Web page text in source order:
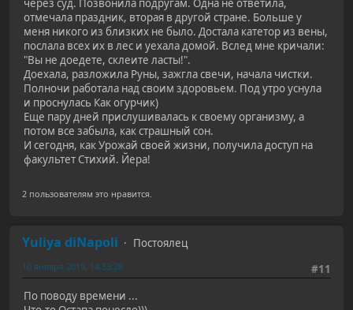
через суд. Позвонила подругам. Одна не ответила,
отмечала праздник, вторая в другой стране. Больше у
меня никого из близких не было. Достала катетор из вены,
послала всех их в лес и уехала домой. Вслед мне кричали:
"Вы не доедете, склеите ласты!".
Доехала, разложила Руны, зажгла свечи, начала чистки.
Полночи работала над своим здоровьем. Под утро уснула
и проснулась Как огурчик)
Еще пару дней прислушивалась к своему организму, а
потом все забыла, как страшный сон.
И сегодня, как Урожай своей жизни, получила доступ на
факультет Стихий. Йера!
2 пользователям это нравится.
Yuliya diNapoli
Постоялец
#11
10 января 2019, 14:33:28
По поводу времени ...